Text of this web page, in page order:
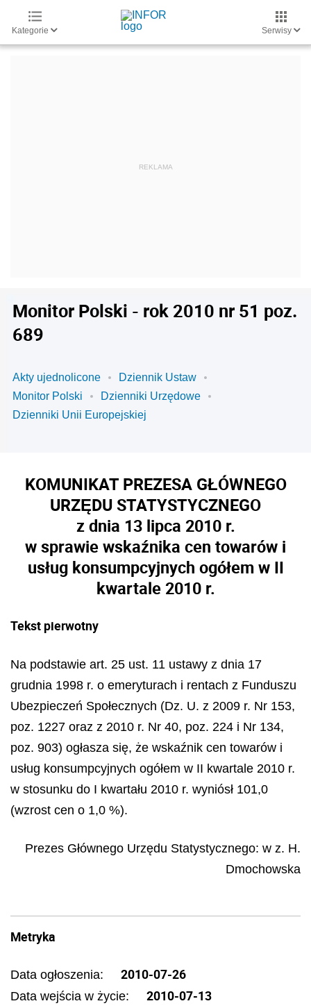
Kategorie Serwisy
Monitor Polski - rok 2010 nr 51 poz.
689
Akty ujednolicone
Dziennik Ustaw
Monitor Polski
Dzienniki Urzędowe
Dzienniki Unii Europejskiej
KOMUNIKAT PREZESA GŁÓWNEGO
URZĘDU STATYSTYCZNEGO
z dnia 13 lipca 2010 r.
w sprawie wskaźnika cen towarów i
usług konsumpcyjnych ogółem w II
kwartale 2010 r.
Tekst pierwotny
Na podstawie art. 25 ust. 11 ustawy z dnia 17
grudnia 1998 r. o emeryturach i rentach z Funduszu
Ubezpieczeń Społecznych (Dz. U. z 2009 r. Nr 153,
poz. 1227 oraz z 2010 r. Nr 40, poz. 224 i Nr 134,
poz. 903) ogłasza się, że wskaźnik cen towarów i
usług konsumpcyjnych ogółem w II kwartale 2010 r.
w stosunku do I kwartału 2010 r. wyniósł 101,0
(wzrost cen o 1,0 %).
Prezes Głównego Urzędu Statystycznego: w z. H.
Dmochowska
Metryka
Data ogłoszenia: 2010-07-26
Data wejścia w życie: 2010-07-13